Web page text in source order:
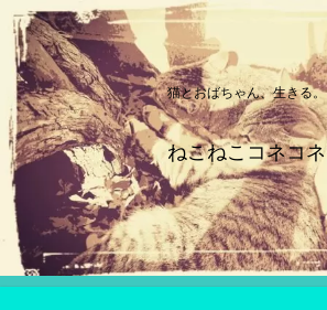
猫とおばちゃん、生きる。
ねこねこコネコネ